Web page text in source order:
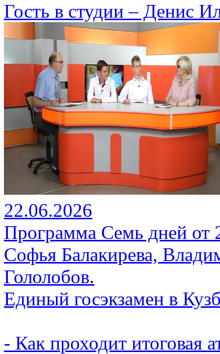
Гость в студии – Денис
22.06.2026
Программа Семь дней от
Софья Балакирева,
Гололобов.
Единый госэкзамен в
- Как проходит итоговая